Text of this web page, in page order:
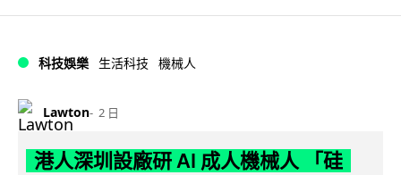
科技娛樂 生活科技 機械人
Lawton 2 日
港人深圳設廠研 AI 成人機械人 「硅